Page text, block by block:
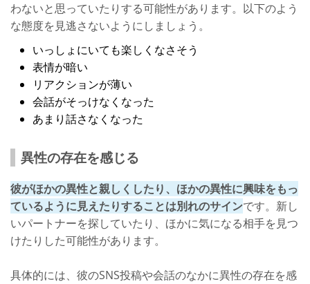
わないと思っていたりする可能性があります。以下のよう
な態度を見逃さないようにしましょう。
いっしょにいても楽しくなさそう
表情が暗い
リアクションが薄い
会話がそっけなくなった
あまり話さなくなった
異性の存在を感じる
彼がほかの異性と親しくしたり、ほかの異性に興味をもっ
ているように見えたりすることは別れのサインです。新し
いパートナーを探していたり、ほかに気になる相手を見つ
けたりした可能性があります。
具体的には、彼のSNS投稿や会話のなかに異性の存在を感